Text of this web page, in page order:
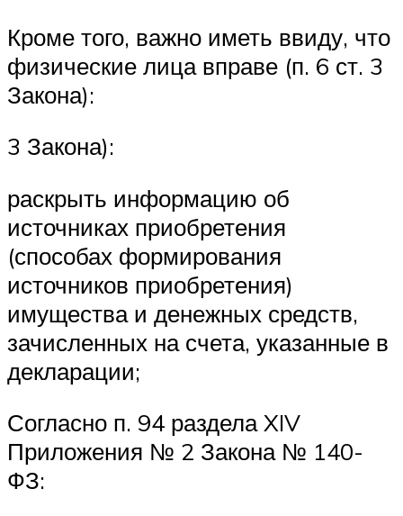
Кроме того, важно иметь ввиду, что
физические лица вправе (п. 6 ст. 3
Закона):
3 Закона):
раскрыть информацию об
источниках приобретения
(способах формирования
источников приобретения)
имущества и денежных средств,
зачисленных на счета, указанные в
декларации;
Согласно п. 94 раздела XIV
Приложения № 2 Закона № 140-
ФЗ: